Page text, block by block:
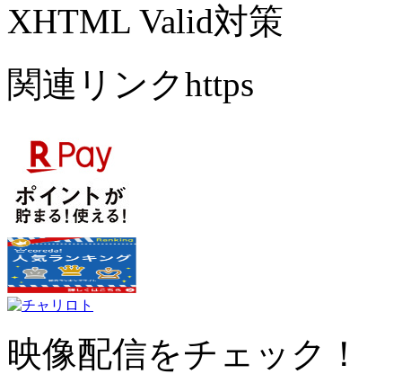
XHTML Valid対策
関連リンクhttps
映像配信をチェック！